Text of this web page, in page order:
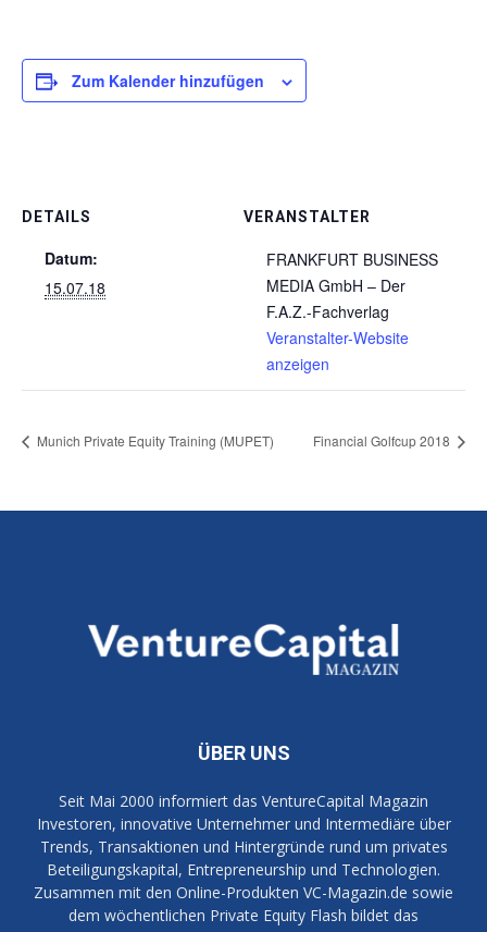
Zum Kalender hinzufügen
DETAILS
Datum:
15.07.18
VERANSTALTER
FRANKFURT BUSINESS
MEDIA GmbH – Der
F.A.Z.-Fachverlag
Veranstalter-Website
anzeigen
Munich Private Equity Training (MUPET) Financial Golfcup 2018
ÜBER UNS
Seit Mai 2000 informiert das VentureCapital Magazin
Investoren, innovative Unternehmer und Intermediäre über
Trends, Transaktionen und Hintergründe rund um privates
Beteiligungskapital, Entrepreneurship und Technologien.
Zusammen mit den Online-Produkten VC-Magazin.de sowie
dem wöchentlichen Private Equity Flash bildet das